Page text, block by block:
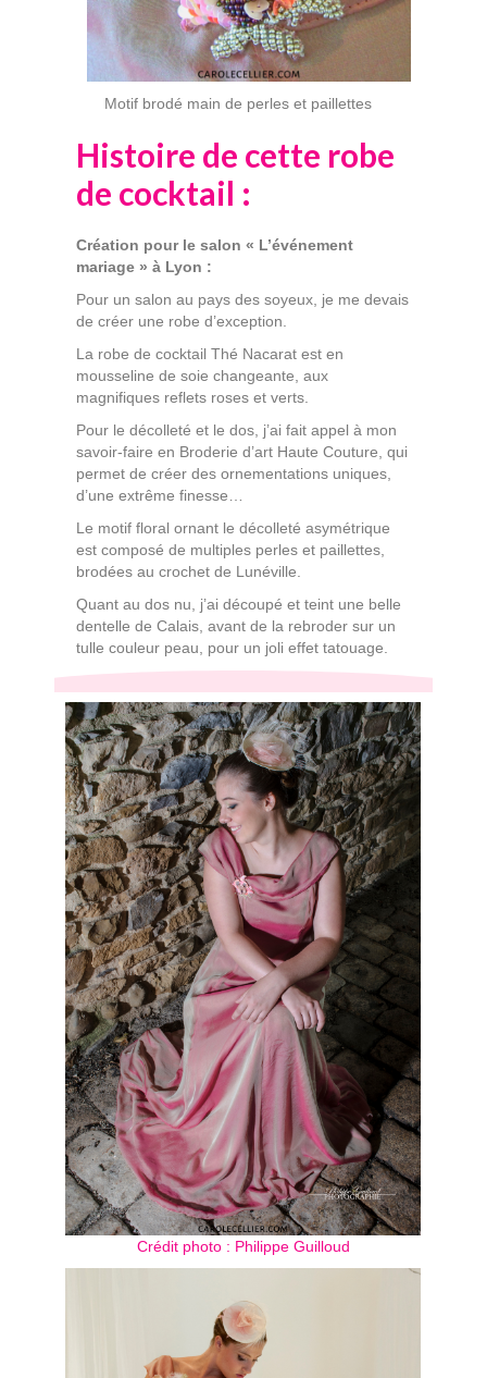
Motif brodé main de perles et paillettes
Histoire de cette robe
de cocktail :
Création pour le salon « L’événement
mariage » à Lyon :
Pour un salon au pays des soyeux, je me devais
de créer une robe d’exception.
La robe de cocktail Thé Nacarat est en
mousseline de soie changeante, aux
magnifiques reflets roses et verts.
Pour le décolleté et le dos, j’ai fait appel à mon
savoir-faire en Broderie d’art Haute Couture, qui
permet de créer des ornementations uniques,
d’une extrême finesse…
Le motif floral ornant le décolleté asymétrique
est composé de multiples perles et paillettes,
brodées au crochet de Lunéville.
Quant au dos nu, j’ai découpé et teint une belle
dentelle de Calais, avant de la rebroder sur un
tulle couleur peau, pour un joli effet tatouage.
Crédit photo : Philippe Guilloud